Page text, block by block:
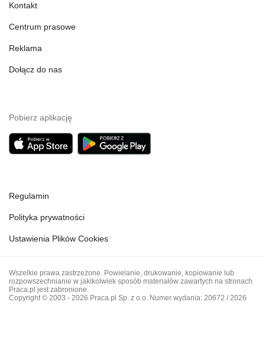
Kontakt
Centrum prasowe
Reklama
Dołącz do nas
Pobierz aplikację
Regulamin
Polityka prywatności
Ustawienia Plików Cookies
Wszelkie prawa zastrzeżone. Powielanie, drukowanie, kopiowanie lub
rozpowszechnianie w jakikolwiek sposób materiałów zawartych na stronach
Praca.pl jest zabronione.
Copyright © 2003 - 2026 Praca.pl Sp. z o.o. Numer wydania: 20672 / 2026